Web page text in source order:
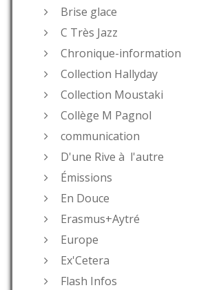
Brise glace
C Très Jazz
Chronique-information
Collection Hallyday
Collection Moustaki
Collège M Pagnol
communication
D'une Rive à l'autre
Émissions
En Douce
Erasmus+Aytré
Europe
Ex'Cetera
Flash Infos